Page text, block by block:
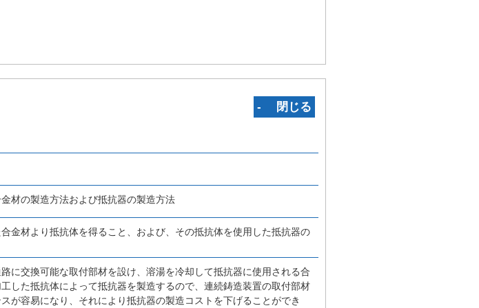
‐ 閉じる
材の製造方法および抵抗器の製造方法
金材より抵抗体を得ること、および、その抵抗体を使用した抵抗器の
に交換可能な取付部材を設け、溶湯を冷却して抵抗器に使用される合
した抵抗体によって抵抗器を製造するので、連続鋳造装置の取付部材
が容易になり、それにより抵抗器の製造コストを下げることができ